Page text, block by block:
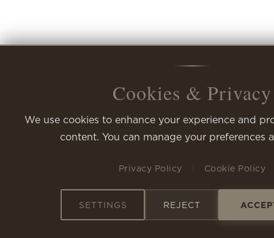
Cookies & Privacy
Cookies & Privacy
We use cookies to enhance your experience and
content. You can manage your preferences
Privacy Policy Cookie Policy
SETTINGS REJECT